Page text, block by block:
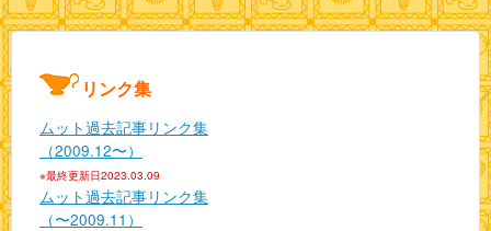
リンク集
ムット過去記事リンク集
（2009.12〜）
※最終更新日2023.03.09
ムット過去記事リンク集
（〜2009.11）